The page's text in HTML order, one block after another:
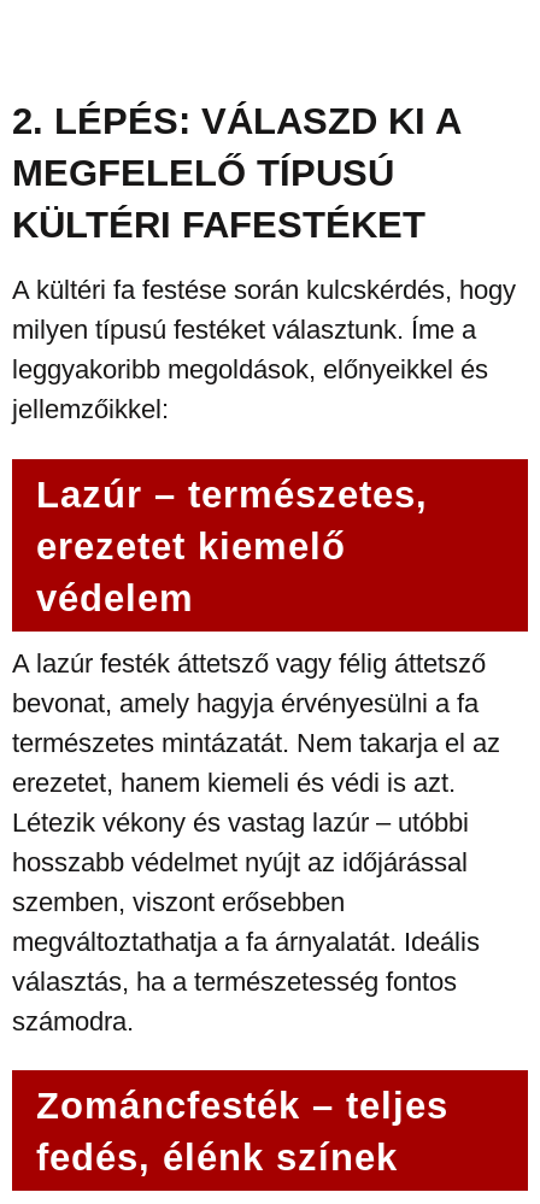
2. LÉPÉS: VÁLASZD KI A
MEGFELELŐ TÍPUSÚ
KÜLTÉRI FAFESTÉKET
A kültéri fa festése során kulcskérdés, hogy
milyen típusú festéket választunk. Íme a
leggyakoribb megoldások, előnyeikkel és
jellemzőikkel:
Lazúr – természetes,
erezetet kiemelő
védelem
A lazúr festék áttetsző vagy félig áttetsző
bevonat, amely hagyja érvényesülni a fa
természetes mintázatát. Nem takarja el az
erezetet, hanem kiemeli és védi is azt.
Létezik vékony és vastag lazúr – utóbbi
hosszabb védelmet nyújt az időjárással
szemben, viszont erősebben
megváltoztathatja a fa árnyalatát. Ideális
választás, ha a természetesség fontos
számodra.
Zománcfesték – teljes
fedés, élénk színek